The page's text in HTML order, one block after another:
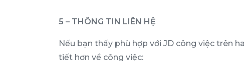
5 – THÔNG TIN LIÊN HỆ
Nếu bạn thấy phù hợp với JD công việc trên
tiết hơn về công việc: